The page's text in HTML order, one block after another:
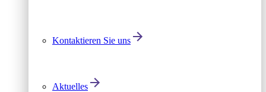
Kontaktieren Sie uns
Aktuelles